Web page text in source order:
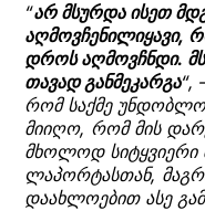
“არ მსურდა ისეთ
აღმოვჩენილიყავი,
დროს აღმოვჩნდი.
თავად განმეკარგა“,
რომ საქმე
მიიღო, რომ მის
მხოლოდ სიტყვიერი
ლაპორტასთან,
დაახლოებით ასე